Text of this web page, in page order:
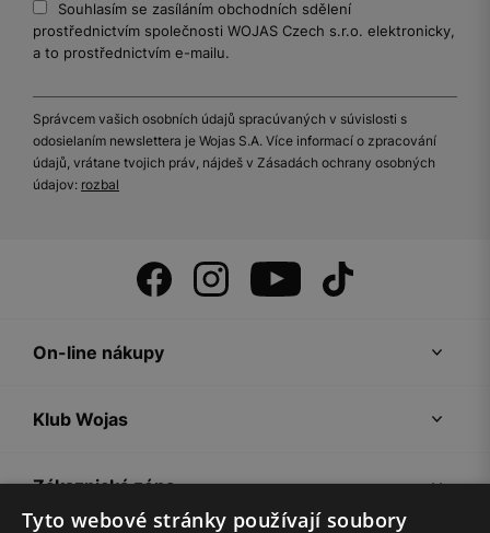
Souhlasím se zasíláním obchodních sdělení
prostřednictvím společnosti WOJAS Czech s.r.o. elektronicky,
a to prostřednictvím e-mailu.
Správcem vašich osobních údajů spracúvaných v súvislosti s
odosielaním newslettera je Wojas S.A. Více informací o zpracování
údajů, vrátane tvojich práv, nájdeš v Zásadách ochrany osobných
údajov: rozbal
On-line nákupy
Klub Wojas
Zákaznická zóna
Tyto webové stránky používají soubory